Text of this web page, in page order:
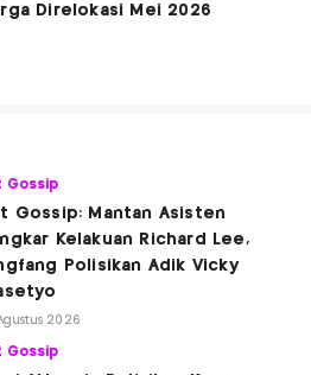
Direlokasi Mei 2026
Gossip
Gossip: Mantan Asisten
Kelakuan Richard Lee,
Polisikan Adik Vicky
2026
Gossip